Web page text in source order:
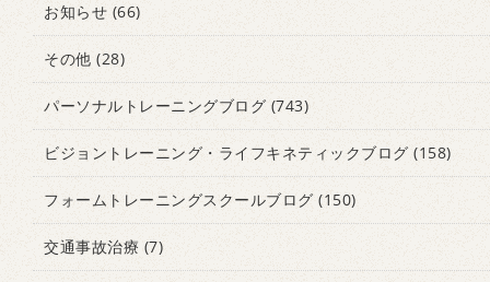
お知らせ (66)
その他 (28)
パーソナルトレーニングブログ (743)
ビジョントレーニング・ライフキネティックブログ (158)
フォームトレーニングスクールブログ (150)
交通事故治療 (7)